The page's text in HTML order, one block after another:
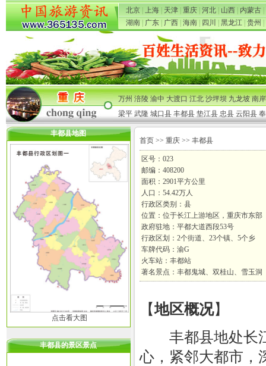
北京 上海 天津 重庆 河北 山西 内蒙古
湖南
广东 广西 海南 四川 黑龙江 贵州
万州 涪陵 渝中 大渡口 江北 沙坪坝 九龙坡 南岸
梁平 武隆 城口县 丰都县 垫江县 忠县 云阳县
丰都县地图
点击看大图
丰都县的景区景点
首页>> 重庆>> 丰都县
区号：023
邮编：408200
面积：2901平方公里
人口：54.42万人
行政区类别：县
位置：位于长江上游地区，重庆市东部
政府驻地：平都大道西段53号
行政区划：2个街道、23个镇、5个乡
车牌代码：渝G
火车站：丰都站
著名景点：丰都鬼城、双桂山、雪玉洞
【地区概况】
丰都县地处长
心，紧邻大都市，